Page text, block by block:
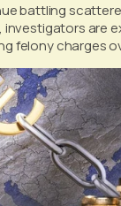
battling
are
felony charges